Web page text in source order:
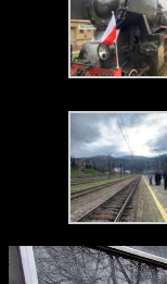
Odtwarzacz
video